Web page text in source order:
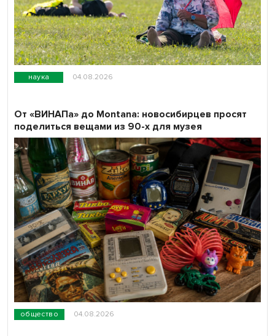
наука 04.08.2026
общество 04.08.2026
От «ВИНАПа» до Montana: новосибирцев просят
поделиться вещами из 90-х для музея